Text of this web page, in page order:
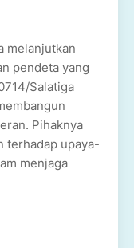
melanjutkan
pendeta yang
Salatiga
Pihaknya
terhadap upaya-
menjaga